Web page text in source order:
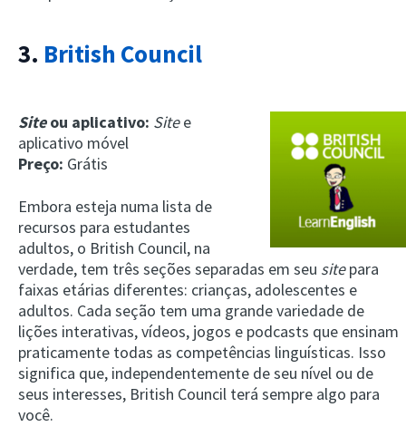
3. British Council
Siteou aplicativo: Sitee
aplicativo móvel
Preço: Grátis
Embora esteja numa lista de
recursos para estudantes
adultos, o British Council, na
verdade, tem três seções separadas em seu sitepara
faixas etárias diferentes: crianças, adolescentes e
adultos. Cada seção tem uma grande variedade de
lições interativas, vídeos, jogos e podcasts que ensinam
praticamente todas as competências linguísticas. Isso
significa que, independentemente de seu nível ou de
seus interesses, British Council terá sempre algo para
você.